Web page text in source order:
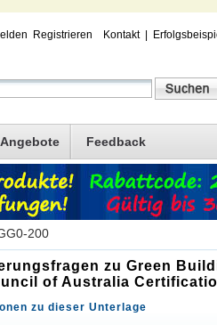
Registrieren Kontakt|
Feedback
200
zu Green
of Australia
zu dieser Unterlage